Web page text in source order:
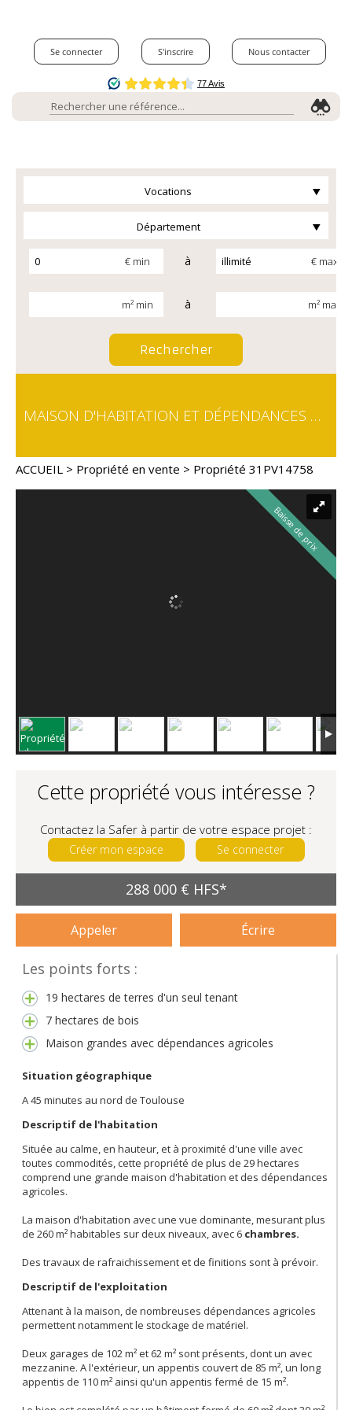
Se connecter S'inscrire Nous contacter
Vocations
Département
€ min à € max
m² min à m² max
MAISON D'HABITATION ET DÉPENDANCES AGRICOLES SUR 30 HECTARES - PROCHE TOULOUSE
ACCUEIL > Propriété en vente > Propriété 31PV14758
Baisse de prix
Cette propriété vous intéresse ?
Contactez la Safer à partir de votre espace projet :
Créer mon espace Se connecter
288 000 € HFS*
Appeler Écrire
Les points forts :
19 hectares de terres d'un seul tenant
7 hectares de bois
Maison grandes avec dépendances agricoles
Situation géographique
A 45 minutes au nord de Toulouse
Descriptif de l'habitation
Située au calme, en hauteur, et à proximité d'une ville avec
toutes commodités, cette propriété de plus de 29 hectares
comprend une grande maison d'habitation et des dépendances
agricoles.
La maison d'habitation avec une vue dominante, mesurant plus
de 260 m² habitables sur deux niveaux, avec 6 chambres.
Des travaux de rafraichissement et de finitions sont à prévoir.
Descriptif de l'exploitation
Attenant à la maison, de nombreuses dépendances agricoles
permettent notamment le stockage de matériel.
Deux garages de 102 m² et 62 m² sont présents, dont un avec
mezzanine. A l'extérieur, un appentis couvert de 85 m², un long
appentis de 110 m² ainsi qu'un appentis fermé de 15 m².